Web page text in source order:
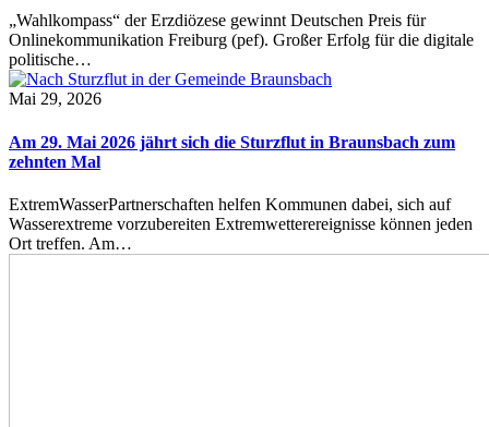
„Wahlkompass“ der Erzdiözese gewinnt Deutschen Preis für
Onlinekommunikation Freiburg (pef). Großer Erfolg für die digitale
politische…
Mai 29, 2026
Am 29. Mai 2026 jährt sich die Sturzflut in Braunsbach zum
zehnten Mal
ExtremWasserPartnerschaften helfen Kommunen dabei, sich auf
Wasserextreme vorzubereiten Extremwetterereignisse können jeden
Ort treffen. Am…